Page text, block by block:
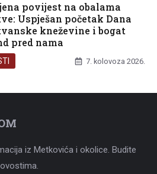
povijest na obalama
Uspješan početak Dana
kneževine i bogat
pred nama
7. kolovoza 2026.
iz Metkovića i okolice. Budite